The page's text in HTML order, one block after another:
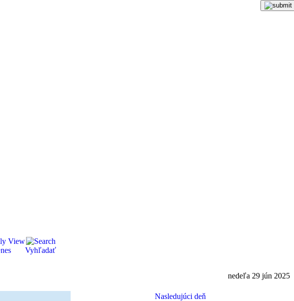
Vyhľadať
nedeľa 29 jún 2025
Nasledujúci deň